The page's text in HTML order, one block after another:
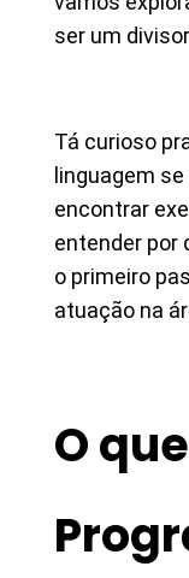
ser um
Tá curioso
linguagem
encontrar
entender por
o primeiro
atuação na
O